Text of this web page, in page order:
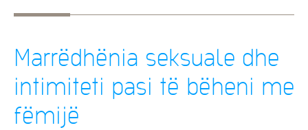
Marrëdhënia seksuale dhe
intimiteti pasi të bëheni me
fëmijë